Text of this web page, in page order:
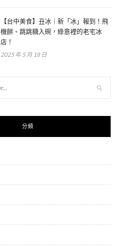
【台中美食】丑冰｜新「冰」報到！飛
機餅、跳跳糖入碗，綠意裡的老宅冰
店！
2025 年 5 月 18 日
分類